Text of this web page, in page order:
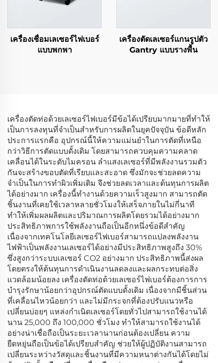
เครื่องเชื่อมเลเซอร์ไฟเบอร์
แบบพกพา
เครื่องตัดเลเซอร์แกนรูปตัว
Gantry แบบรางพื้น
เครื่องตัดท่อด้วยเลเซอร์ไฟเบอร์มีข้อได้เปรียบมากมายที่ทำให้
เป็นการลงทุนที่จำเป็นสำหรับการผลิตในยุคปัจจุบัน ข้อดีหลัก
ประการแรกคือ อุปกรณ์นี้ให้ความแม่นยำในการตัดที่เหนือ
กว่าวิธีการตัดแบบดั้งเดิม โดยสามารถควบคุมความคลาด
เคลื่อนได้ในระดับไมครอน ลำแสงเลเซอร์ที่มีพลังงานรวมตัว
กันจะสร้างขอบตัดที่เรียบและสะอาด ซึ่งมักจะช่วยลดความ
จำเป็นในการทำผิวเพิ่มเติม จึงช่วยลดเวลาและต้นทุนการผลิต
ได้อย่างมาก เครื่องนี้ทำงานด้วยความเร็วสูงมาก สามารถตัด
ชิ้นงานที่เคยใช้เวลาหลายชั่วโมงให้เสร็จภายในไม่กี่นาที
ทำให้เพิ่มผลผลิตและปริมาณการผลิตโดยรวมได้อย่างมาก
ประสิทธิภาพการใช้พลังงานถือเป็นอีกหนึ่งข้อดีสำคัญ
เนื่องจากเทคโนโลยีเลเซอร์ไฟเบอร์สามารถแปลงพลังงาน
ไฟฟ้าเป็นพลังงานเลเซอร์ได้อย่างมีประสิทธิภาพสูงถึง 30%
ซึ่งสูงกว่าระบบเลเซอร์ CO2 อย่างมาก ประสิทธิภาพนี้ส่งผล
โดยตรงให้ต้นทุนการดำเนินงานลดลงและผลกระทบต่อสิ่ง
แวดล้อมน้อยลง เครื่องตัดท่อด้วยเลเซอร์ไฟเบอร์ต้องการการ
บำรุงรักษาน้อยกว่าอุปกรณ์ตัดแบบดั้งเดิม เนื่องจากมีชิ้นส่วน
ที่เคลื่อนไหวน้อยกว่า และไม่มีกระจกที่ต้องปรับแนวหรือ
เปลี่ยนบ่อยๆ แหล่งกำเนิดเลเซอร์โดยทั่วไปสามารถใช้งานได้
นาน 25,000 ถึง 100,000 ชั่วโมง ทำให้สามารถใช้งานได้
อย่างน่าเชื่อถือเป็นระยะเวลานานก่อนต้องเปลี่ยน ความ
ยืดหยุ่นถือเป็นข้อได้เปรียบสำคัญ ช่วยให้ผู้ปฏิบัติงานสามารถ
เปลี่ยนระหว่างวัสดุและชิ้นงานที่มีความหนาต่างกันได้โดยไม่